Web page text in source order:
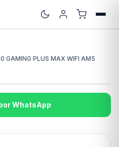
GAMING PLUS MAX WIFI AM5
WhatsApp